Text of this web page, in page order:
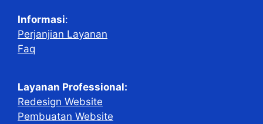
Informasi:
Perjanjian Layanan
Faq
Layanan Professional:
Redesign Website
Pembuatan Website